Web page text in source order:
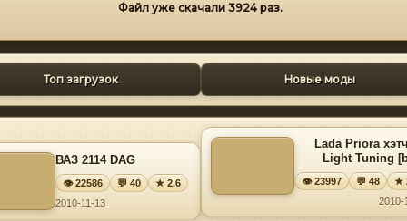
Файл уже скачали 3924 раз.
Топ загрузок Новые моды
ВАЗ 2114 DAG
👁 22586 💬 40
★ 2.6
2010-11-13
Lada Priora
Light Tuning
👁 23997 💬 48
★
2010-